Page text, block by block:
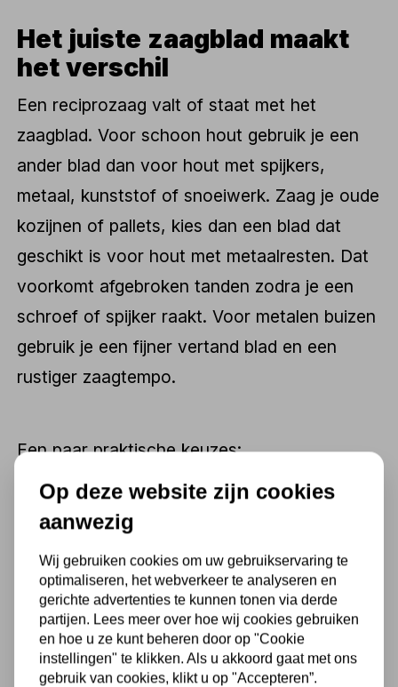
Het juiste zaagblad maakt
het verschil
Een reciprozaag valt of staat met het
zaagblad. Voor schoon hout gebruik je een
ander blad dan voor hout met spijkers,
metaal, kunststof of snoeiwerk. Zaag je oude
kozijnen of pallets, kies dan een blad dat
geschikt is voor hout met metaalresten. Dat
voorkomt afgebroken tanden zodra je een
schroef of spijker raakt. Voor metalen buizen
gebruik je een fijner vertand blad en een
rustiger zaagtempo.
Een paar praktische keuzes:
Grove vertanding voor snel zagen in hout
Fijne vertanding voor metaal en
dunwandige buis
Bimetaal zaagblad voor sloopwerk met
kans op spijkers
Lang zaagblad voor balken, takken en
Op deze website zijn cookies
aanwezig
Wij gebruiken cookies om uw gebruikservaring te
optimaliseren, het webverkeer te analyseren en
gerichte advertenties te kunnen tonen via derde
partijen. Lees meer over hoe wij cookies gebruiken
en hoe u ze kunt beheren door op "Cookie
instellingen" te klikken. Als u akkoord gaat met ons
gebruik van cookies, klikt u op "Accepteren”.